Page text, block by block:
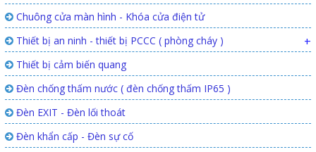
Chuông cửa màn hình - Khóa cửa điện tử
Thiết bị an ninh - thiết bị PCCC ( phòng cháy )
+
Thiết bị cảm biến quang
Đèn chống thấm nước ( đèn chống thấm IP65 )
Đèn EXIT - Đèn lối thoát
Đèn khẩn cấp - Đèn sự cố